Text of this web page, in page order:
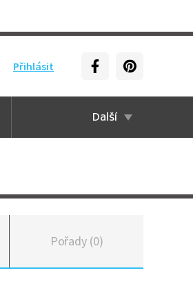
Přihlásit
Další
Pořady (0)